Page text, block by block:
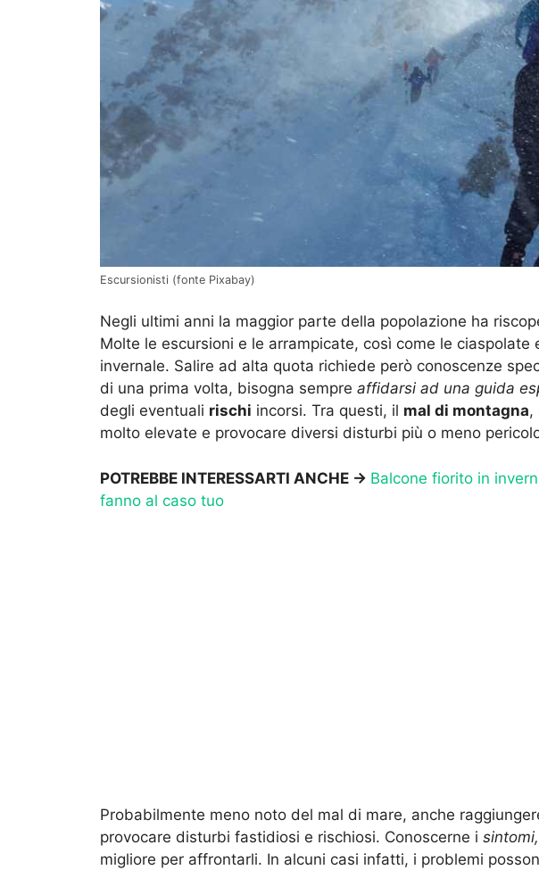
Escursionisti (fonte Pixabay)
Negli ultimi anni la maggior parte della popolazione ha
Molte le escursioni e le arrampicate, così come le
invernale. Salire ad alta quota richiede però conoscenze
di una prima volta, bisogna sempre affidarsi ad una guida
degli eventuali rischi incorsi. Tra questi, il mal di montagna,
molto elevate e provocare diversi disturbi più o meno
POTREBBE INTERESSARTI ANCHE -> Balcone fiorito in
fanno al caso tuo
Probabilmente meno noto del mal di mare, anche
provocare disturbi fastidiosi e rischiosi. Conoscerne i
migliore per affrontarli. In alcuni casi infatti, i problemi